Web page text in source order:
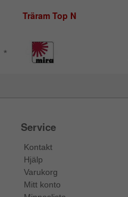
*
Träram Top N
Service
Kontakt
Hjälp
Varukorg
Mitt konto